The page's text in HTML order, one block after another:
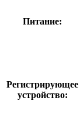
Питание:
Регистрирующее
устройство: